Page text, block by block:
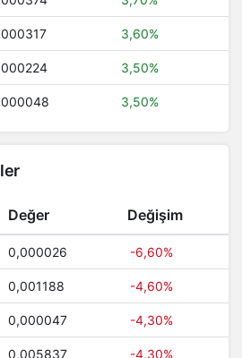
3,60%
3,50%
3,50%
Değer Değişim
0,000026 -6,60%
0,001188 -4,60%
0,000047 -4,30%
0,005837 -4,30%